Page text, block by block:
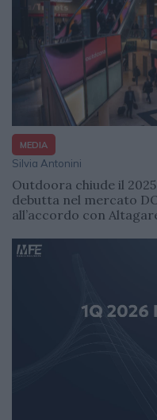
MEDIA
Silvia Antonini
Outdoora chiude il
debutta nel mercato
all’accordo con